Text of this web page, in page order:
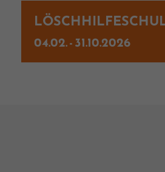
04.02. - 31.10.2026